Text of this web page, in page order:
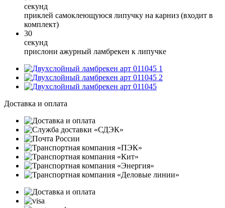
секунд
приклей самоклеющуюся липучку на карниз (входит в
комплект)
30
секунд
прислони ажурный ламбрекен к липучке
1
2
Доставка и оплата